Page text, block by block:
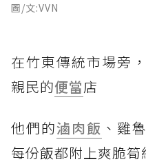
圖/文:VVN
在竹東傳統市場旁
親民的便當店
他們的滷肉飯 、雞
每份飯都附上爽脆筍